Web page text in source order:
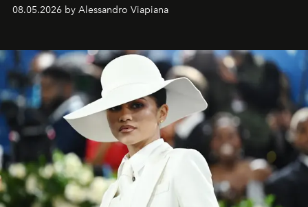
fragrances. L’une des opérations de style les plus
08.05.2026 by Alessandro Viapiana